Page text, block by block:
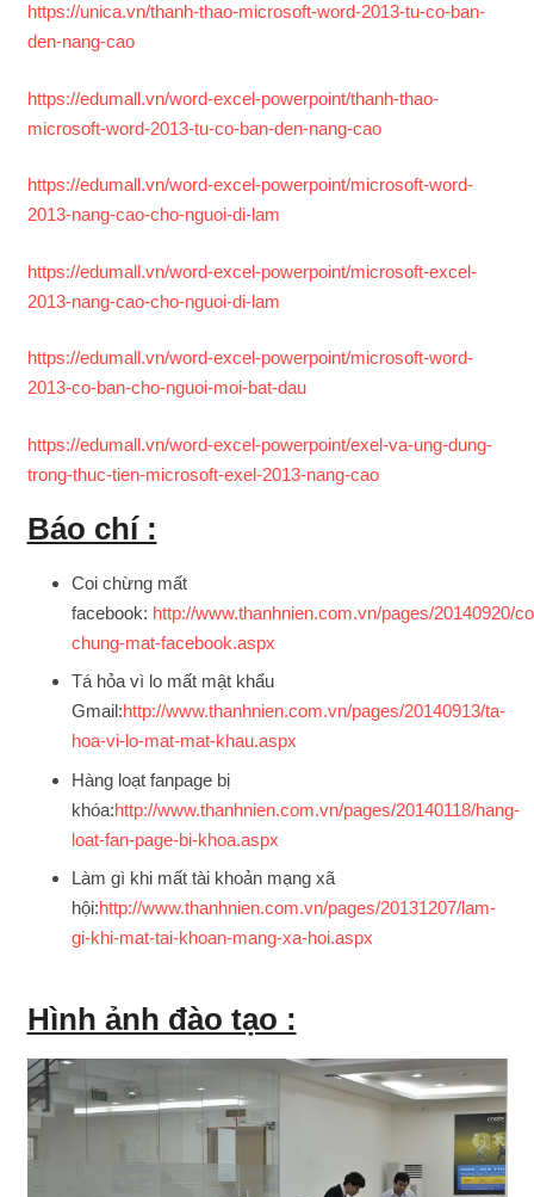
https://unica.vn/thanh-thao-microsoft-word-2013-tu-co-ban-
den-nang-cao
https://edumall.vn/word-excel-powerpoint/thanh-thao-
microsoft-word-2013-tu-co-ban-den-nang-cao
https://edumall.vn/word-excel-powerpoint/microsoft-word-
2013-nang-cao-cho-nguoi-di-lam
https://edumall.vn/word-excel-powerpoint/microsoft-excel-
2013-nang-cao-cho-nguoi-di-lam
https://edumall.vn/word-excel-powerpoint/microsoft-word-
2013-co-ban-cho-nguoi-moi-bat-dau
https://edumall.vn/word-excel-powerpoint/exel-va-ung-dung-
trong-thuc-tien-microsoft-exel-2013-nang-cao
Báo chí :
Coi chừng mất
facebook: http://www.thanhnien.com.vn/pages/20140920/
chung-mat-facebook.aspx
Tá hỏa vì lo mất mật khẩu
Gmail:http://www.thanhnien.com.vn/pages/20140913/ta-
hoa-vi-lo-mat-mat-khau.aspx
Hàng loạt fanpage bị
khóa:http://www.thanhnien.com.vn/pages/20140118/hang-
loat-fan-page-bi-khoa.aspx
Làm gì khi mất tài khoản mạng xã
hội:http://www.thanhnien.com.vn/pages/20131207/lam-
gi-khi-mat-tai-khoan-mang-xa-hoi.aspx
Hình ảnh đào tạo :